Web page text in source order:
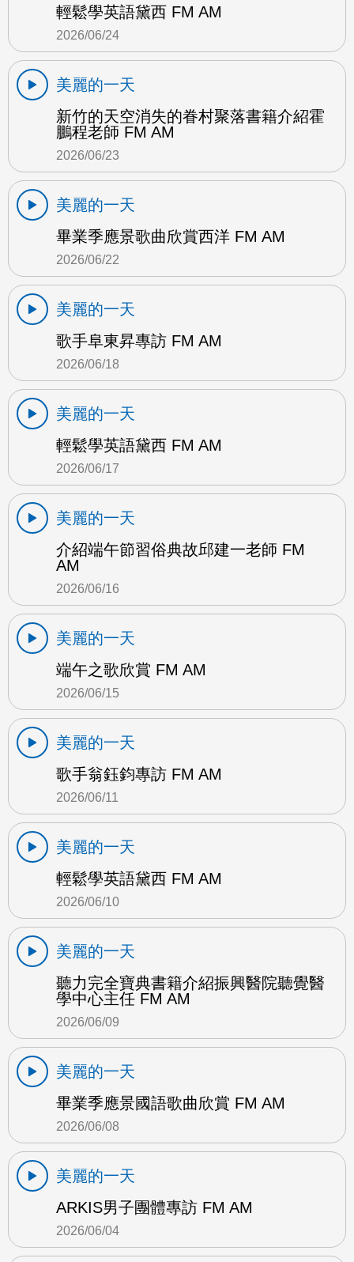
輕鬆學英語黛西 FM AM
2026/06/24
美麗的一天
新竹的天空消失的眷村聚落書籍介紹霍
鵬程老師 FM AM
2026/06/23
美麗的一天
畢業季應景歌曲欣賞西洋 FM AM
2026/06/22
美麗的一天
歌手阜東昇專訪 FM AM
2026/06/18
美麗的一天
輕鬆學英語黛西 FM AM
2026/06/17
美麗的一天
介紹端午節習俗典故邱建一老師 FM
AM
2026/06/16
美麗的一天
端午之歌欣賞 FM AM
2026/06/15
美麗的一天
歌手翁鈺鈞專訪 FM AM
2026/06/11
美麗的一天
輕鬆學英語黛西 FM AM
2026/06/10
美麗的一天
聽力完全寶典書籍介紹振興醫院聽覺醫
學中心主任 FM AM
2026/06/09
美麗的一天
畢業季應景國語歌曲欣賞 FM AM
2026/06/08
美麗的一天
ARKIS男子團體專訪 FM AM
2026/06/04